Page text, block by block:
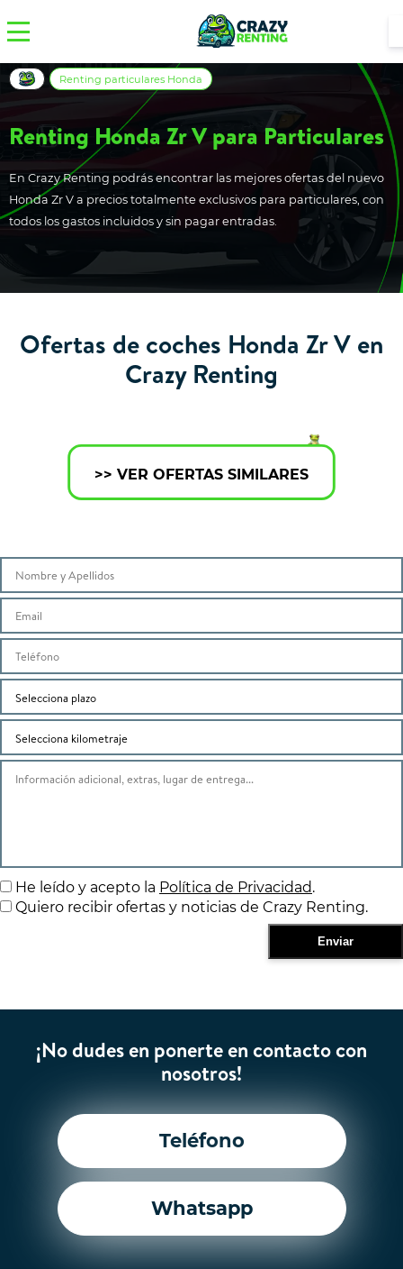
Renting Honda Zr V para Particulares
En Crazy Renting podrás encontrar las mejores ofertas del nuevo
Honda Zr V a precios totalmente exclusivos para particulares, con
todos los gastos incluidos y sin pagar entradas.
Renting particulares Honda
Ofertas de coches Honda Zr V en
Crazy Renting
>> VER OFERTAS SIMILARES
He leído y acepto la Política de Privacidad.
Quiero recibir ofertas y noticias de Crazy Renting.
¡No dudes en ponerte en contacto con
nosotros!
Teléfono
Whatsapp